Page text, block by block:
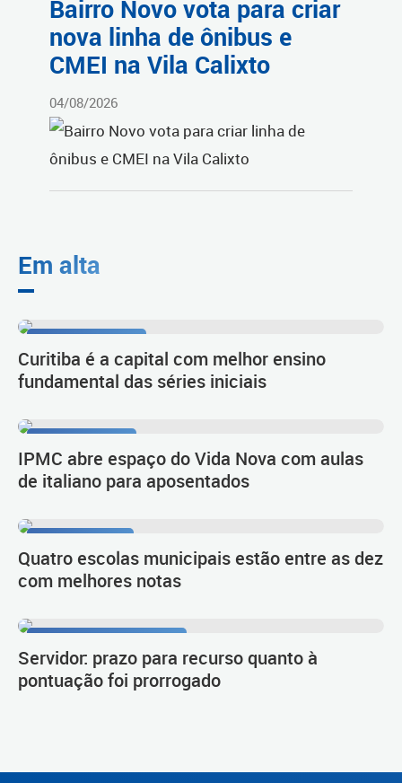
Bairro Novo vota para criar
nova linha de ônibus e
CMEI na Vila Calixto
04/08/2026
Em alta
Curitiba é a capital com melhor ensino
fundamental das séries iniciais
IPMC abre espaço do Vida Nova com aulas
de italiano para aposentados
Quatro escolas municipais estão entre as dez
com melhores notas
Servidor: prazo para recurso quanto à
pontuação foi prorrogado